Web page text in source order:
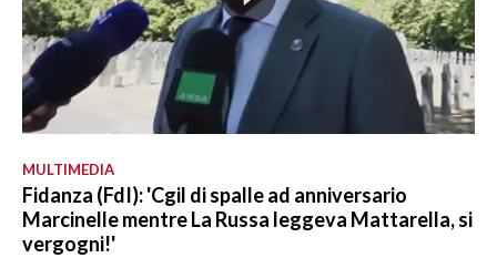
MULTIMEDIA
Fidanza (FdI): 'Cgil di spalle ad anniversario
Marcinelle mentre La Russa leggeva Mattarella, si
vergogni!'